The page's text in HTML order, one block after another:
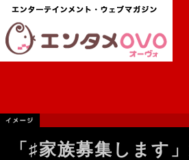
「♯家族募集します